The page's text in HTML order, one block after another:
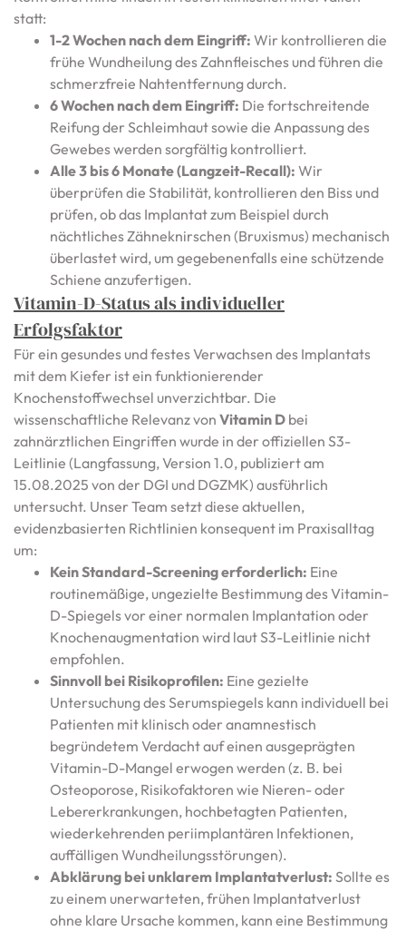
statt:
1-2 Wochen nach dem Eingriff: Wir kontrollieren die
frühe Wundheilung des Zahnfleisches und führen die
schmerzfreie Nahtentfernung durch.
6 Wochen nach dem Eingriff: Die fortschreitende
Reifung der Schleimhaut sowie die Anpassung des
Gewebes werden sorgfältig kontrolliert.
Alle 3 bis 6 Monate (Langzeit-Recall): Wir
überprüfen die Stabilität, kontrollieren den Biss und
prüfen, ob das Implantat zum Beispiel durch
nächtliches Zähneknirschen (Bruxismus) mechanisch
überlastet wird, um gegebenenfalls eine schützende
Schiene anzufertigen.
Vitamin-D-Status als individueller
Erfolgsfaktor
Für ein gesundes und festes Verwachsen des Implantats
mit dem Kiefer ist ein funktionierender
Knochenstoffwechsel unverzichtbar. Die
wissenschaftliche Relevanz von Vitamin D bei
zahnärztlichen Eingriffen wurde in der offiziellen S3-
Leitlinie (Langfassung, Version 1.0, publiziert am
15.08.2025 von der DGI und DGZMK) ausführlich
untersucht. Unser Team setzt diese aktuellen,
evidenzbasierten Richtlinien konsequent im Praxisalltag
um:
Kein Standard-Screening erforderlich: Eine
routinemäßige, ungezielte Bestimmung des Vitamin-
D-Spiegels vor einer normalen Implantation oder
Knochenaugmentation wird laut S3-Leitlinie nicht
empfohlen.
Sinnvoll bei Risikoprofilen: Eine gezielte
Untersuchung des Serumspiegels kann individuell bei
Patienten mit klinisch oder anamnestisch
begründetem Verdacht auf einen ausgeprägten
Vitamin-D-Mangel erwogen werden (z. B. bei
Osteoporose, Risikofaktoren wie Nieren- oder
Lebererkrankungen, hochbetagten Patienten,
wiederkehrenden periimplantären Infektionen,
auffälligen Wundheilungsstörungen).
Abklärung bei unklarem Implantatverlust: Sollte es
zu einem unerwarteten, frühen Implantatverlust
ohne klare Ursache kommen, kann eine Bestimmung